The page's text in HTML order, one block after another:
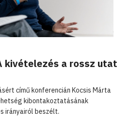
kivételezés a rossz utat
című konferencián Kocsis Márta
kibontakoztatásának
irányairól beszélt.